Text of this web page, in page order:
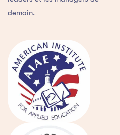
demain.